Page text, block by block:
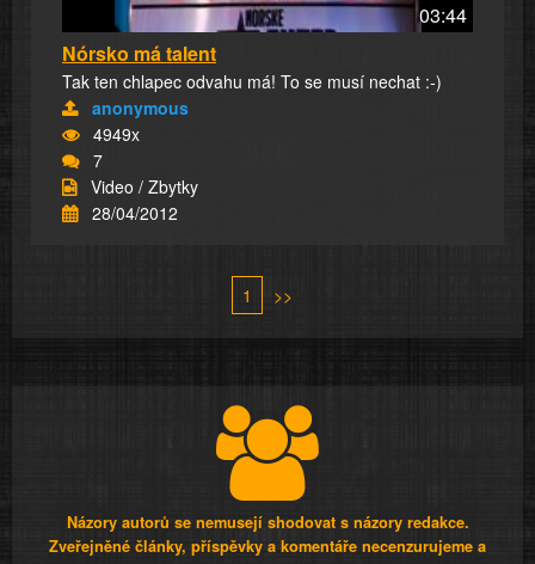
03:44
Nórsko má talent
Tak ten chlapec odvahu má! To se musí nechat :-)
anonymous
4949x
7
Video / Zbytky
28/04/2012
1 >>
Názory autorů se nemusejí shodovat s názory redakce.
Zveřejněné články, příspěvky a komentáře necenzurujeme a